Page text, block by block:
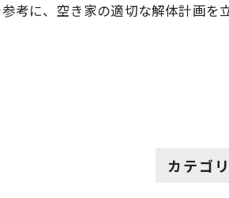
考に、空き家の適切な解体計画を
カテゴ